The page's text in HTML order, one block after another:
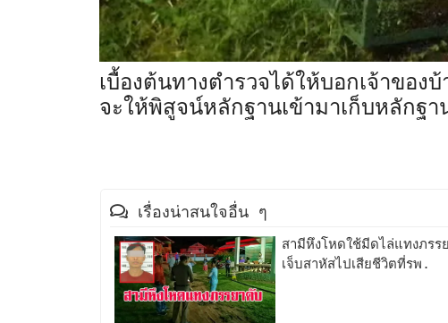
เบื้องต้นทางตำรวจได้ให้บอกเจ้าขอ
จะให้พิสูจน์หลักฐานเข้ามาเก็บหลักฐ
เรื่องน่าสนใจอื่น ๆ
สามีหึงโหดใช้มีดไล่แทงภรร
เจ็บสาหัสไปเสียชีวิตที่รพ.